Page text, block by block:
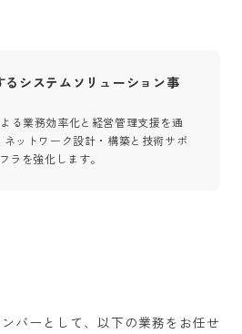
るシステムソリューション事
る業務効率化と経営管理支援を通
ネットワーク設計・構築と技術サポ
ラを強化します。
バーとして、以下の業務をお任せ